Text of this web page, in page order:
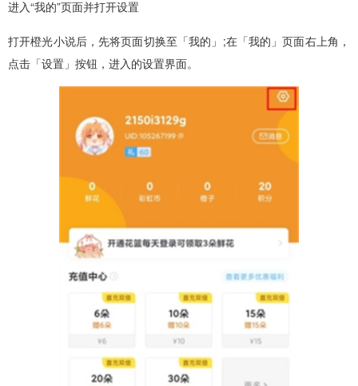
进入“我的”页面并打开设置
打开橙光小说后，先将页面切换至「我的」;在「我的」页面右上角，
点击「设置」按钮，进入的设置界面。